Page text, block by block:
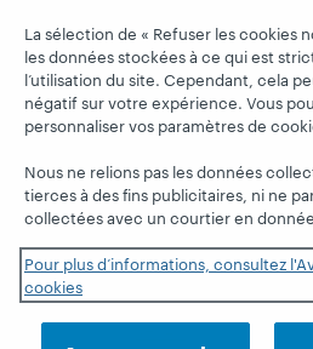
Administration
Adhésion
Gestion des
normes de
Événements
Webinaires
sur demande
nationales et
La sélection de « Refuser les cookies
les données stockées à ce qui est
l’utilisation du site. Cependant, cela
négatif sur votre expérience. Vous
personnaliser vos paramètres de
Nous ne relions pas les données
tierces à des fins publicitaires, ni ne
collectées avec un courtier en
Pour plus d’informations, consultez
cookies